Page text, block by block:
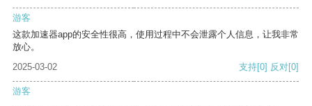
游客
这款加速器app的安全性很高，使用过程中不会泄露个人信息，让我非常
放心。
2025-03-02
支持[0] 反对[0]
游客